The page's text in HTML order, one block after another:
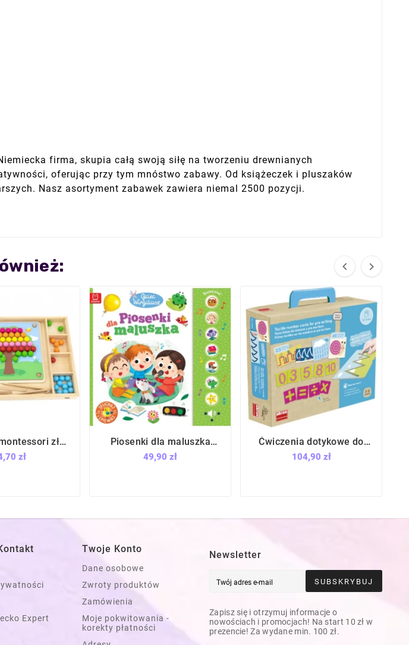
firma, skupia całą swoją siłę na tworzeniu drewnianych
oferując przy tym mnóstwo zabawy. Od książeczek i pluszaków
Nasz asortyment zabawek zawiera niemal 2500 pozycji.
 

złap
kulki / Viga
zł  
Piosenki dla maluszka
Ojciec Wirgiliusz /
Aksjomat
49,90 zł  
Ćwiczenia dotykowe do
nauki liczenia / Akros
104,90 zł
Expert
Twoje Konto
Dane osobowe
Zwroty produktów
Zamówienia
Moje pokwitowania -
korekty płatności
Newsletter
SUBSKRYBUJ
Zapisz się i otrzymuj informacje o
nowościach i promocjach! Na start 10 zł w
prezencie! Za wydane min. 100 zł.